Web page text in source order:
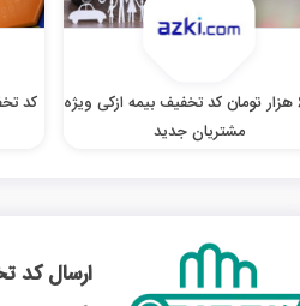
تا 600 هزار تومان کد تخفیف بیمه ازکی ویژه
مشتریان جدید
ارسال کد